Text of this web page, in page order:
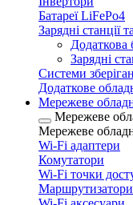
Батареї LiFePo4
Зарядні станції
Додаткова
Зарядні
Системи
Додаткове
Мережеве
Мережеве
Мережеве
Wi-Fi адаптери
Комутатори
Wi-Fi точки
Маршрутизатори